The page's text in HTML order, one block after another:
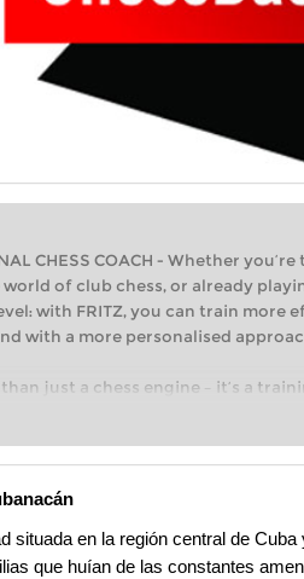
CHESS COACH - Whether
of club chess, or already
with FRITZ, you can train more
with a more personalised
than just a chess engine – it’s a
taking your first steps into the
intelligently and with a more
ever before.
situada en la región central de
que huían de las constantes